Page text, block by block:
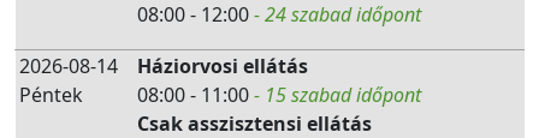
08:00 - 12:00- 24 szabad időpont
2026-08-14
Péntek
Háziorvosi ellátás
08:00 - 11:00- 15 szabad időpont
Csak asszisztensi ellátás